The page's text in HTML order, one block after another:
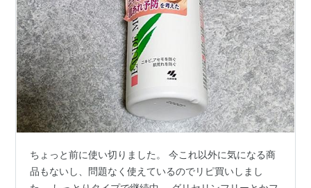
ちょっと前に使い切りました。 今これ以外に気になる商
品もないし、問題なく使えているのでリピ買いしまし